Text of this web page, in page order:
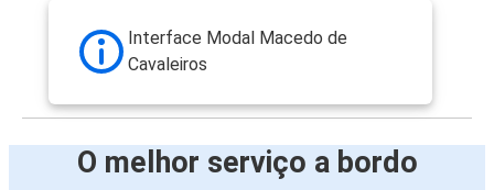
Interface Modal Macedo de
Cavaleiros
O melhor serviço a bordo